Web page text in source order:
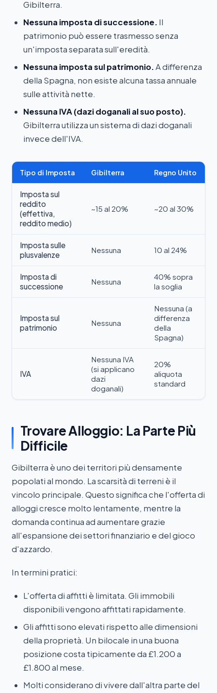
Gibilterra.
Nessuna imposta di successione. Il
patrimonio può essere trasmesso senza
un'imposta separata sull'eredità.
Nessuna imposta sul patrimonio.A differenza
della Spagna, non esiste alcuna tassa annuale
sulle attività nette.
Nessuna IVA (dazi doganali al suo posto).
Gibilterra utilizza un sistema di dazi doganali
invece dell'IVA.
Tipo di Imposta Gibilterra Regno Unito
Imposta sul
reddito
(effettiva,
reddito medio)
~15 al 20% ~20 al 30%
Imposta sulle
plusvalenze
Nessuna 10 al 24%
Imposta di
successione
Nessuna
40% sopra
la soglia
Imposta sul
patrimonio
Nessuna
Nessuna (a
differenza
della
Spagna)
IVA
Nessuna IVA
(si applicano
dazi
doganali)
20%
aliquota
standard
Trovare Alloggio: La Parte Più
Difficile
Gibilterra è uno dei territori più densamente
popolati al mondo. La scarsità di terreni è il
vincolo principale. Questo significa che l'offerta di
alloggi cresce molto lentamente, mentre la
domanda continua ad aumentare grazie
all'espansione dei settori finanziario e del gioco
d'azzardo.
In termini pratici:
L'offerta di affitti è limitata. Gli immobili
disponibili vengono affittati rapidamente.
Gli affitti sono elevati rispetto alle dimensioni
della proprietà. Un bilocale in una buona
posizione costa tipicamente da £1.200 a
£1.800 al mese.
Molti considerano di vivere dall'altra parte del